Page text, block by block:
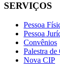
SERVIÇOS
Pessoa
Pessoa
Convênios
Palestra de
Nova CIP